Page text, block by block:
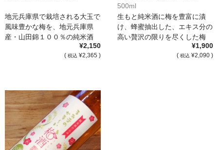
France Cotes du Rhone /ﾌﾗﾝｽ･ｺｰﾄ･ﾃﾞｭ･ﾛｰﾇ
Les Vignerons d’Estezargues（ｴｽﾃｻﾞﾙｸﾞ協同組合）
Les Champs Libres（ﾚ･ｼｬﾝ･ﾘｰﾌﾞﾙ）
Mas Bres（ﾏｽ･ﾌﾞﾚｽ）
France Loire/ﾌﾗﾝｽ・ﾛﾜｰﾙ
Domaine des Bois Lucas（ﾄﾞﾒｰﾇ･ﾃﾞ･ﾎﾞｱ･ﾙｶ）
地元兵庫県で栽培される大玉で
風味豊かな梅を、地元兵庫県
産・山田錦１００％の純米酒
¥2,150
( 税込 ¥2,365 )
500ml
生もと純米酒に梅を豊富に漬
け、蜂蜜抽出した、エキス分の
高い贅沢の限りを尽くした梅
¥1,900
( 税込 ¥2,090 )